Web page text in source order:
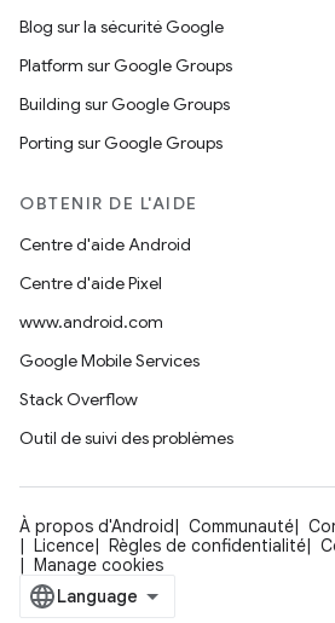
Blog sur la sécurité Google
Platform sur Google Groups
Building sur Google Groups
Porting sur Google Groups
OBTENIR DE L'AIDE
Centre d'aide Android
Centre d'aide Pixel
www.android.com
Google Mobile Services
Stack Overflow
Outil de suivi des problèmes
À propos d'Android Communauté
Licence
Règles de confidentialité
Manage cookies